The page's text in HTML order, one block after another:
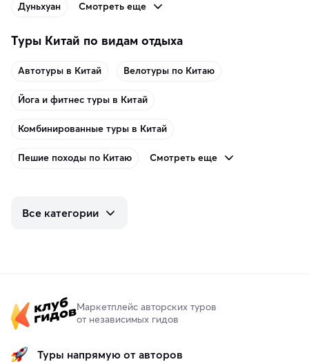
Дуньхуан Смотреть еще
Туры Китай по видам отдыха
Автотуры в Китай Велотуры по Китаю
Йога и фитнес туры в Китай
Комбинированные туры в Китай
Пешие походы по Китаю Смотреть еще
Все категории
Маркетплейс авторских туров
от независимых гидов
Туры напрямую от авторов